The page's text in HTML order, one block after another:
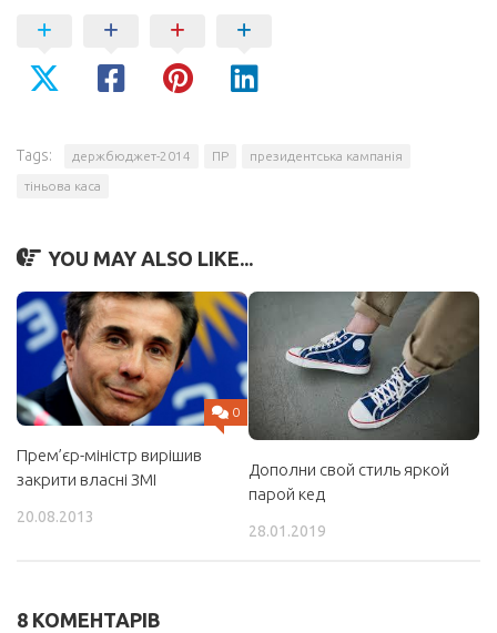
Tags: держбюджет-2014 ПР президентська кампанія
тіньова каса
YOU MAY ALSO LIKE...
0
Прем’єр-міністр вирішив
закрити власні ЗМІ
20.08.2013
Дополни свой стиль яркой
парой кед
28.01.2019
8 КОМЕНТАРІВ